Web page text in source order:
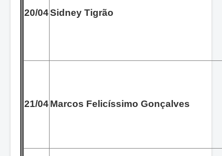
20/04Sidney Tigrão
21/04Marcos Felicíssimo Gonçalves